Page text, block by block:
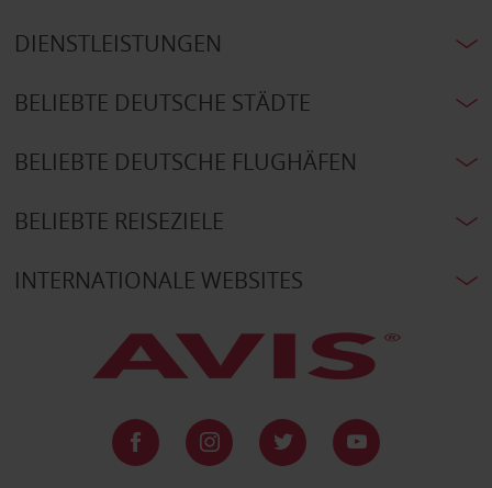
DIENSTLEISTUNGEN
BELIEBTE DEUTSCHE STÄDTE
BELIEBTE DEUTSCHE FLUGHÄFEN
BELIEBTE REISEZIELE
INTERNATIONALE WEBSITES